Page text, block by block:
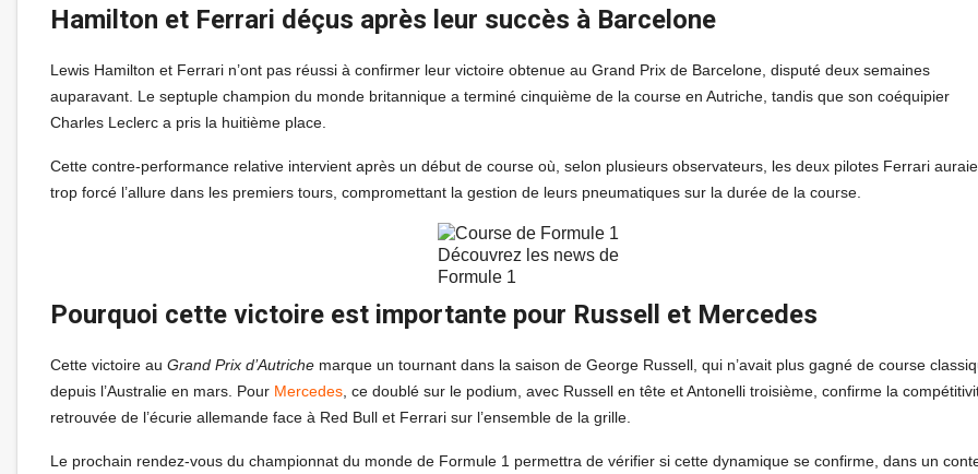
Hamilton et Ferrari déçus après leur succès à Barcelone
Lewis Hamilton et Ferrari n’ont pas réussi à confirmer leur victoire obtenue au Grand Prix de Barcelone, disputé deux semaines
auparavant. Le septuple champion du monde britannique a terminé cinquième de la course en Autriche, tandis que son coéquipier
Charles Leclerc a pris la huitième place.
Cette contre-performance relative intervient après un début de course où, selon plusieurs observateurs, les deux pilotes Ferrari
trop forcé l’allure dans les premiers tours, compromettant la gestion de leurs pneumatiques sur la durée de la course.
Découvrez les news de
Formule 1
Pourquoi cette victoire est importante pour Russell et Mercedes
Cette victoire au Grand Prix d’Autriche marque un tournant dans la saison de George Russell, qui n’avait plus gagné de course
depuis l’Australie en mars. Pour Mercedes , ce doublé sur le podium, avec Russell en tête et Antonelli troisième, confirme la
retrouvée de l’écurie allemande face à Red Bull et Ferrari sur l’ensemble de la grille.
Le prochain rendez-vous du championnat du monde de Formule 1 permettra de vérifier si cette dynamique se confirme, dans un